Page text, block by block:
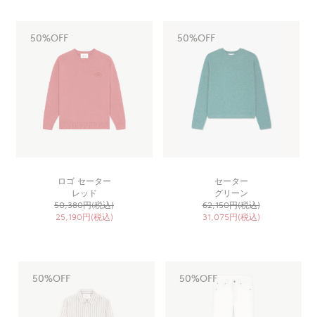
50%OFF
ロゴ セーター
レッド
50,380円(税込)
25,190円(税込)
50%OFF
セーター
グリーン
62,150円(税込)
31,075円(税込)
50%OFF 50%OFF